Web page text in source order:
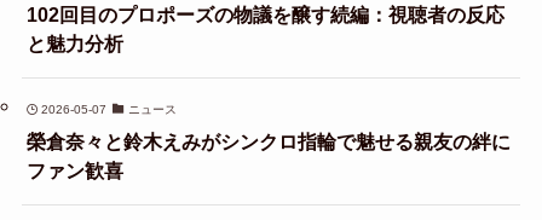
102回目のプロポーズの物議を醸す続編：視聴者の反応
と魅力分析
2026-05-07 ニュース
榮倉奈々と鈴木えみがシンクロ指輪で魅せる親友の絆に
ファン歓喜